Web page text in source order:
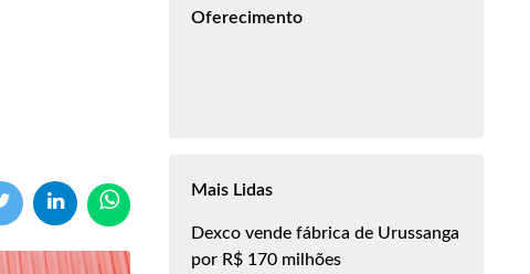
Oferecimento
Mais Lidas
Dexco vende fábrica de Urussanga
por R$ 170 milhões